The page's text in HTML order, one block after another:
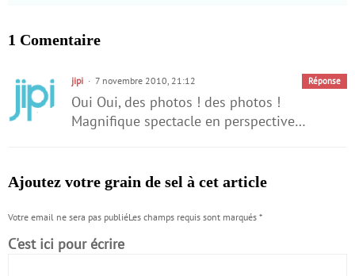
1 Comentaire
jipi 7 novembre 2010, 21:12 Réponse
Oui Oui, des photos ! des photos !
Magnifique spectacle en perspective…
Ajoutez votre grain de sel à cet article
Votre email ne sera pas publiéLes champs requis sont marqués *
C'est ici pour écrire